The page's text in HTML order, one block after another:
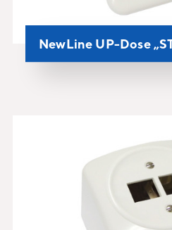
NewLine UP-Dose